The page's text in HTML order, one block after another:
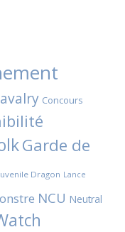
Concours
Garde de
Dragon Lance
NCU Neutral